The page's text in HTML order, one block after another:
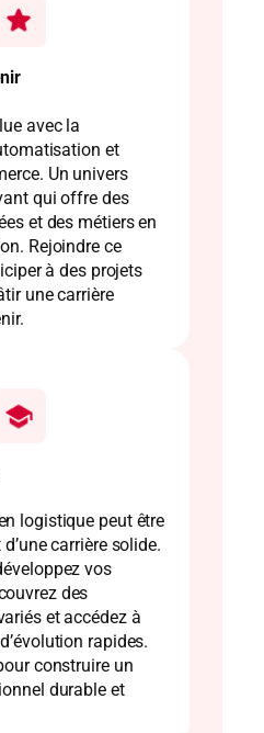
avec la
et
Un univers
qui offre des
et des métiers en
Rejoindre ce
à des projets
une carrière
logistique peut être
carrière solide.
vos
des
et accédez à
rapides.
construire un
durable et